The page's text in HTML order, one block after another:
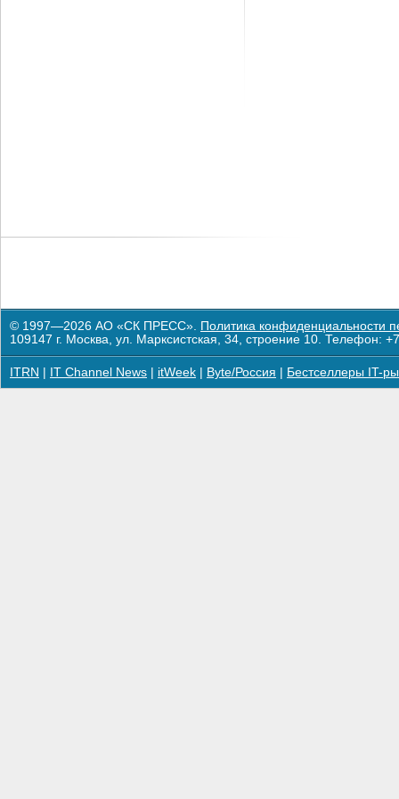
© 1997—2026 АО «СК ПРЕСС». Политика конфиденциальности
109147 г. Москва, ул. Марксистская, 34, строение 10. Телефон:
ITRN IT Channel News itWeek Byte/Россия Бестселлеры IT-